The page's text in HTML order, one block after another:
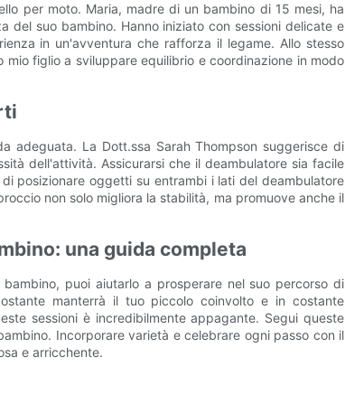
per moto. Maria, madre di un bambino di 15 mesi, ha
del suo bambino. Hanno iniziato con sessioni delicate e
in un'avventura che rafforza il legame. Allo stesso
figlio a sviluppare equilibrio e coordinazione in modo
adeguata. La Dott.ssa Sarah Thompson suggerisce di
dell'attività. Assicurarsi che il deambulatore sia facile
posizionare oggetti su entrambi i lati del deambulatore
non solo migliora la stabilità, ma promuove anche il
una guida completa
puoi aiutarlo a prosperare nel suo percorso di
manterrà il tuo piccolo coinvolto e in costante
sessioni è incredibilmente appagante. Segui queste
Incorporare varietà e celebrare ogni passo con il
e arricchente.